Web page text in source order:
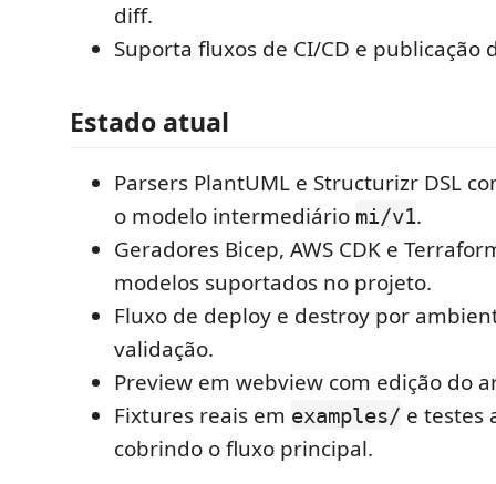
diff.
Suporta fluxos de CI/CD e publicação
Estado atual
Parsers PlantUML e Structurizr DSL
o modelo intermediário mi/v1.
Geradores Bicep, AWS CDK e
modelos suportados no projeto.
Fluxo de deploy e destroy por
validação.
Preview em webview com edição do
Fixtures reais em examples/ e testes
cobrindo o fluxo principal.